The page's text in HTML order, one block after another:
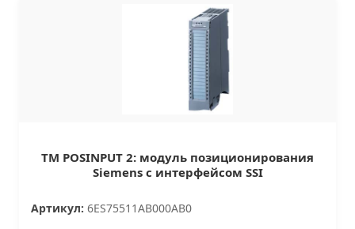
TM POSINPUT 2: модуль позиционирования
Siemens с интерфейсом SSI
Артикул: 6ES75511AB000AB0